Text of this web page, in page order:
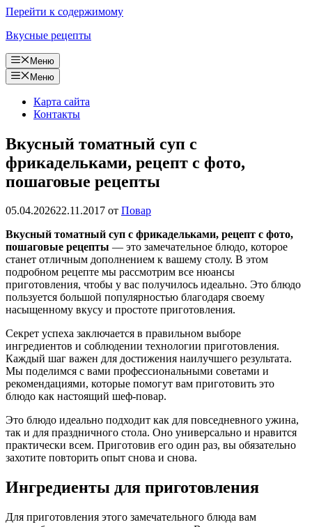
Перейти к содержимому
Вкусные рецепты
Меню
Меню
Карта сайта
Контакты
Вкусный томатный суп с
фрикадельками, рецепт с фото,
пошаговые рецепты
05.04.202622.11.2017 от Повар
Вкусный томатный суп с фрикадельками, рецепт с фото,
пошаговые рецепты — это замечательное блюдо, которое
станет отличным дополнением к вашему столу. В этом
подробном рецепте мы рассмотрим все нюансы
приготовления, чтобы у вас получилось идеально. Это блюдо
пользуется большой популярностью благодаря своему
насыщенному вкусу и простоте приготовления.
Секрет успеха заключается в правильном выборе
ингредиентов и соблюдении технологии приготовления.
Каждый шаг важен для достижения наилучшего результата.
Мы поделимся с вами профессиональными советами и
рекомендациями, которые помогут вам приготовить это
блюдо как настоящий шеф-повар.
Это блюдо идеально подходит как для повседневного ужина,
так и для праздничного стола. Оно универсально и нравится
практически всем. Приготовив его один раз, вы обязательно
захотите повторить опыт снова и снова.
Ингредиенты для приготовления
Для приготовления этого замечательного блюда вам